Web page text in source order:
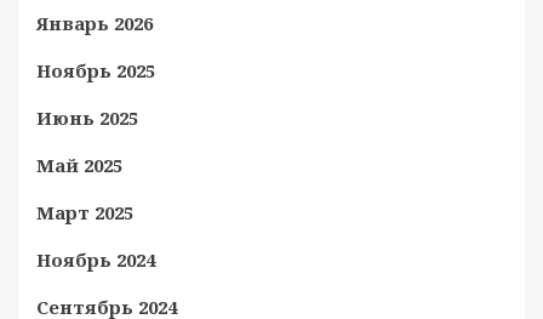
Январь 2026
Ноябрь 2025
Июнь 2025
Май 2025
Март 2025
Ноябрь 2024
Сентябрь 2024